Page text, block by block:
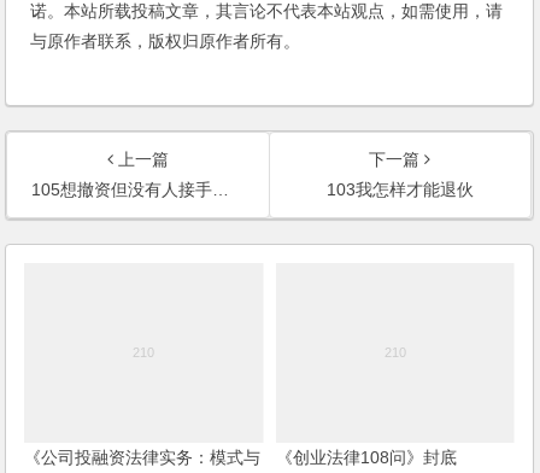
诺。本站所载投稿文章，其言论不代表本站观点，如需使用，请
与原作者联系，版权归原作者所有。
上一篇
105想撤资但没有人接手股份怎么处理
下一篇
103我怎样才能退伙
《公司投融资法律实务：模式与
《创业法律108问》封底